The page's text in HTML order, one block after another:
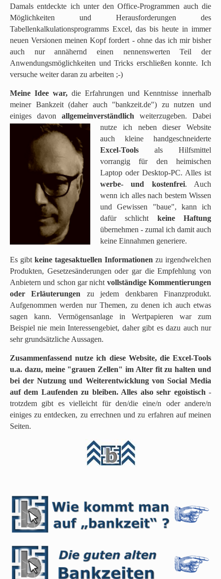
Damals entdeckte ich unter den Office-Programmen auch die
Möglichkeiten und Herausforderungen des
Tabellenkalkulationsprogramms Excel, das bis heute in immer
neuen Versionen meinen Kopf fordert - ohne das ich mir bisher
auch nur annähernd einen nennenswerten Teil der
Anwendungsmöglichkeiten und Tricks erschließen konnte. Ich
versuche weiter daran zu arbeiten ;-)
Meine Idee war, die Erfahrungen und Kenntnisse innerhalb
meiner Bankzeit (daher auch "bankzeit.de") zu nutzen und
einiges davon allgemeinverständlich weiterzugeben. Dabei
nutze ich neben dieser Website
auch kleine handgeschneiderte
Excel-Tools als Hilfsmittel
vorrangig für den heimischen
Laptop oder Desktop-PC. Alles ist
werbe- und kostenfrei. Auch
wenn ich alles nach bestem Wissen
und Gewissen "baue", kann ich
dafür schlicht keine Haftung
übernehmen - zumal ich damit auch
keine Einnahmen generiere.
Es gibt keine tagesaktuellen Informationen zu irgendwelchen
Produkten, Gesetzesänderungen oder gar die Empfehlung von
Anbietern und schon gar nicht vollständige Kommentierungen
oder Erläuterungen zu jedem denkbaren Finanzprodukt.
Aufgenommen werden nur Themen, zu denen ich auch etwas
sagen kann. Vermögensanlage in Wertpapieren war zum
Beispiel nie mein Interessengebiet, daher gibt es dazu auch nur
sehr grundsätzliche Aussagen.
Zusammenfassend nutze ich diese Website, die Excel-Tools
u.a. dazu, meine "grauen Zellen" im Alter fit zu halten und
bei der Nutzung und Weiterentwicklung von Social Media
auf dem Laufenden zu bleiben. Alles also sehr egoistisch -
trotzdem gibt es vielleicht für den/die eine/n oder andere/n
einiges zu entdecken, zu errechnen und zu erfahren auf meinen
Seiten.
h
b
n
s
p